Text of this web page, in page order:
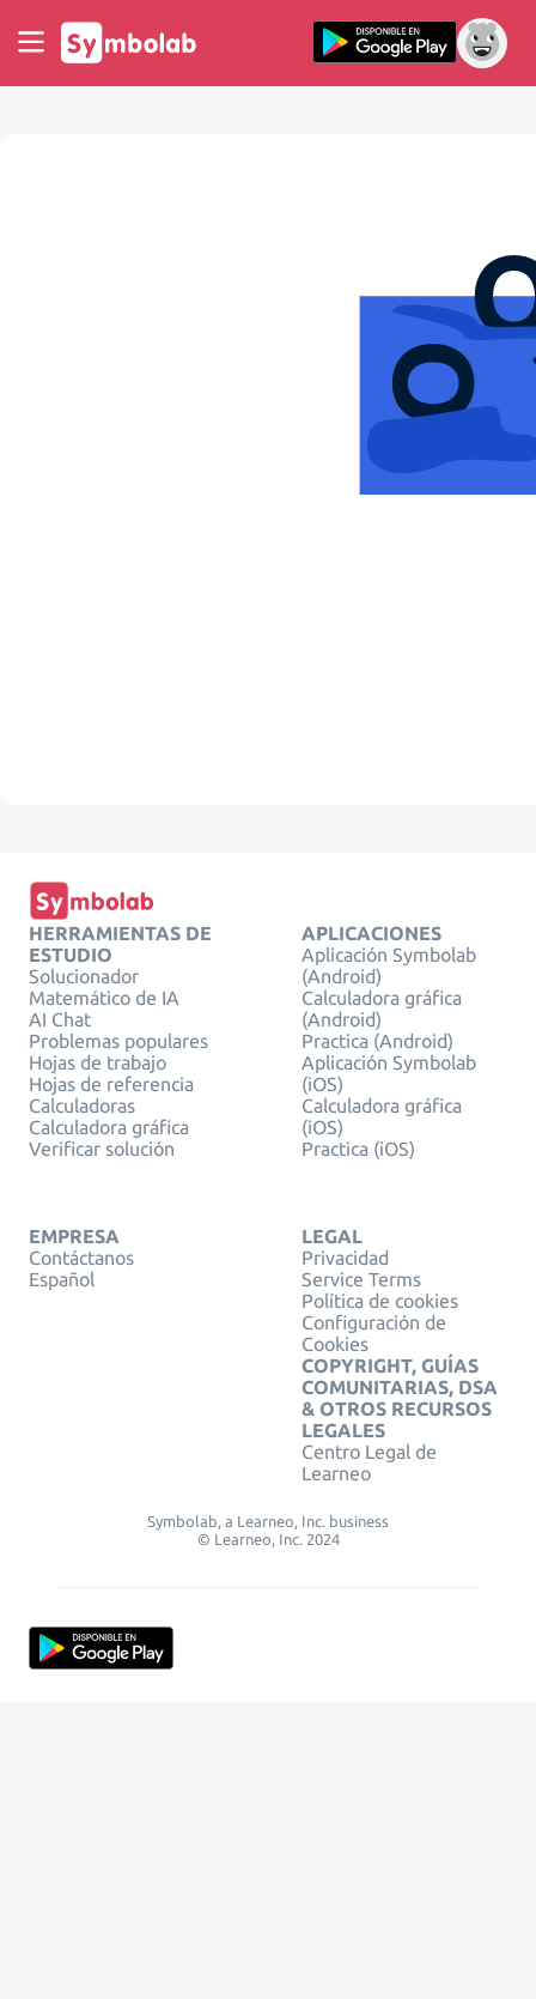
HERRAMIENTAS DE
ESTUDIO
Solucionador
Matemático de IA
AI Chat
Problemas populares
Hojas de trabajo
Hojas de referencia
Calculadoras
Calculadora gráfica
Verificar solución
APLICACIONES
Aplicación Symbolab
(Android)
Calculadora gráfica
(Android)
Practica (Android)
Aplicación Symbolab
(iOS)
Calculadora gráfica
(iOS)
Practica (iOS)
EMPRESA
Contáctanos
Español
LEGAL
Privacidad
Service Terms
Política de cookies
Configuración de
Cookies
COPYRIGHT, GUÍAS
COMUNITARIAS, DSA
& OTROS RECURSOS
LEGALES
Centro Legal de
Learneo
Symbolab, a Learneo, Inc. business
© Learneo, Inc. 2024